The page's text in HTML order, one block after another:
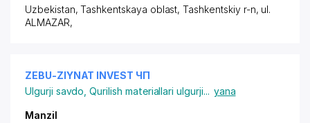
Uzbekistan, Tashkentskaya oblast, Tashkentskiy r-n, ul.
ALMAZAR,
ZEBU-ZIYNAT INVEST ЧП
Ulgurji savdo ,Qurilish materiallari ulgurji... yana
Manzil